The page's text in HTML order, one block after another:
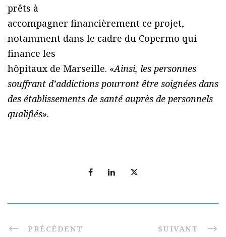
prêts à
accompagner financièrement ce projet,
notamment dans le cadre du Copermo qui
finance les
hôpitaux de Marseille. «Ainsi, les personnes
souffrant d’addictions pourront être soignées dans
des établissements de santé auprès de personnels
qualifiés».
PRÉCÉDENT SUIVANT